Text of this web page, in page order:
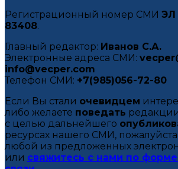
Регистрационный номер СМИ
83408.
Главный редактор: Иванов С.А.
Электронные адреса СМИ:
info@vecper.com
Телефон СМИ: +7(985)056-72-80
Если Вы стали очевидцем
либо желаете поведать
с целью дальнейшего
ресурсах нашего СМИ,
любой из предложенных
или свяжитесь с нами по